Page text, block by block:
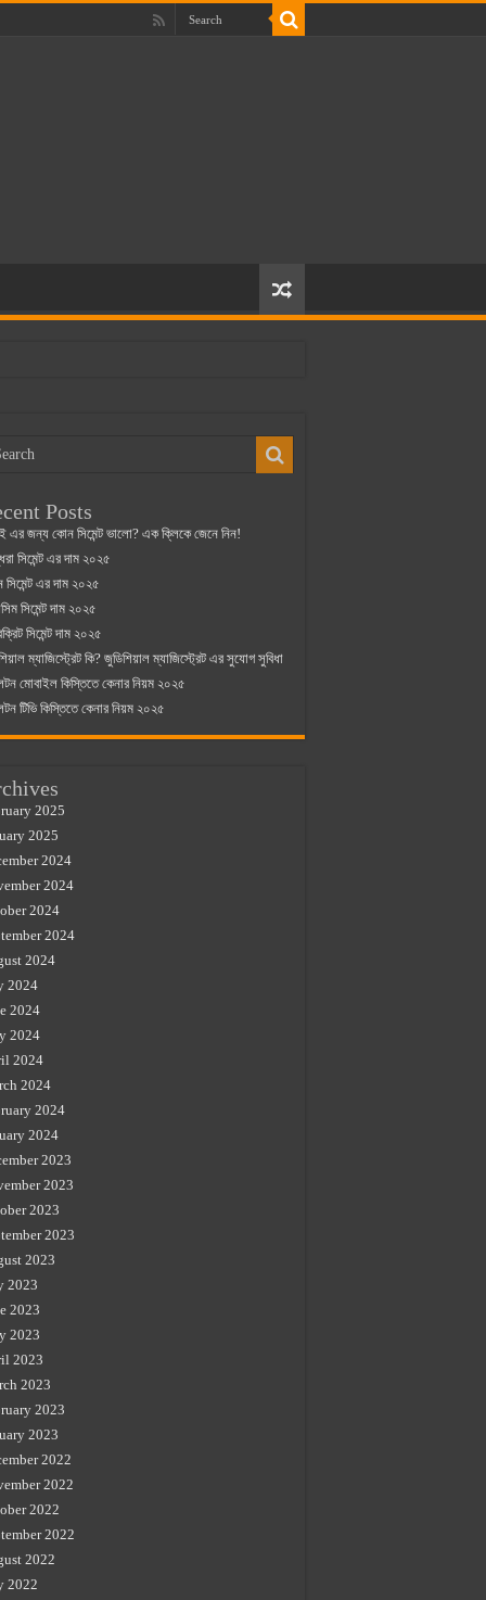
Posts
এর জন্য কোন সিমেন্ট ভালো? এক ক্লিকে জেনে নিন!
সিমেন্ট এর দাম ২০২৫
সিমেন্ট এর দাম ২০২৫
সিমেন্ট দাম ২০২৫
সিমেন্ট দাম ২০২৫
ম্যাজিস্ট্রেট কি? জুডিশিয়াল ম্যাজিস্ট্রেট এর সুযোগ সুবিধা
মোবাইল কিস্তিতে কেনার নিয়ম ২০২৫
টিভি কিস্তিতে কেনার নিয়ম ২০২৫
2025
2025
2024
2024
2024
2024
2024
2024
2024
2024
2024
2024
2024
2024
2023
2023
2023
2023
2023
2023
2023
2023
2023
2023
2023
2023
2022
2022
2022
2022
2022
2022